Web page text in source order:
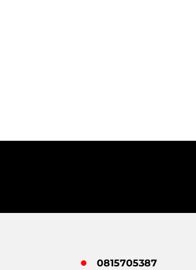
0815705387